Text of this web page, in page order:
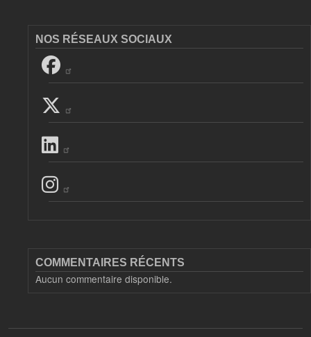
NOS RÉSEAUX SOCIAUX
COMMENTAIRES RÉCENTS
Aucun commentaire disponible.